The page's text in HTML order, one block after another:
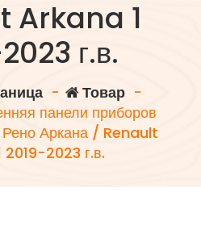
Arkana 1
г.в.
- Товар-
панели приборов
Рено Аркана / Renault
2023 г.в.